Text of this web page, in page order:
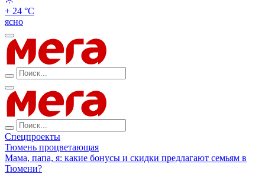
+ 24 °С
ясно
Спецпроекты
Тюмень процветающая
Мама, папа, я: какие бонусы и скидки предлагают семьям в
Тюмени?